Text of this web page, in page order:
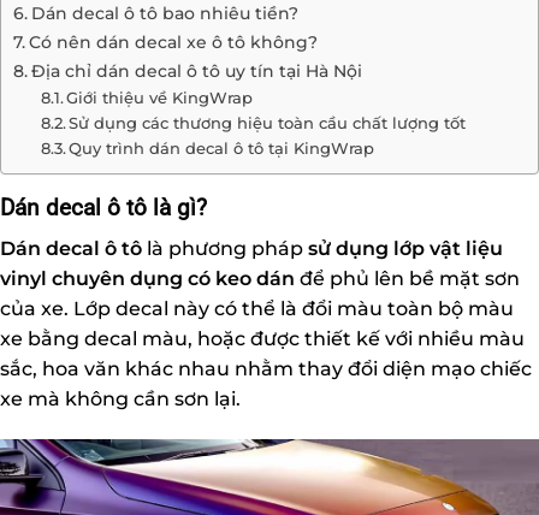
Dán decal ô tô bao nhiêu tiền?
Có nên dán decal xe ô tô không?
Địa chỉ dán decal ô tô uy tín tại Hà Nội
Giới thiệu về KingWrap
Sử dụng các thương hiệu toàn cầu chất lượng tốt
Quy trình dán decal ô tô tại KingWrap
Dán decal ô tô là gì?
Dán decal ô tô là phương pháp sử dụng lớp vật liệu
vinyl chuyên dụng có keo dán để phủ lên bề mặt sơn
của xe. Lớp decal này có thể là đổi màu toàn bộ màu
xe bằng decal màu, hoặc được thiết kế với nhiều màu
sắc, hoa văn khác nhau nhằm thay đổi diện mạo chiếc
xe mà không cần sơn lại.